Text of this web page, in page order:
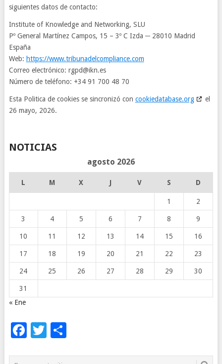
siguientes datos de contacto:
Institute of Knowledge and Networking, SLU
Pº General Martínez Campos, 15 – 3º C Izda ─ 28010 Madrid
España
Web: https://www.tribunadelcompliance.com
Correo electrónico: rgpd@ikn.es
Número de teléfono: +34 91 700 48 70
Esta Politica de cookies se sincronizó con cookiedatabase.org
el
26 mayo, 2026.
NOTICIAS
agosto 2026
L M X J V S D
1 2
3 4 5 6 7 8 9
10 11 12 13 14 15 16
17 18 19 20 21 22 23
24 25 26 27 28 29 30
31
« Ene
Facebook
Twitter
Compartir